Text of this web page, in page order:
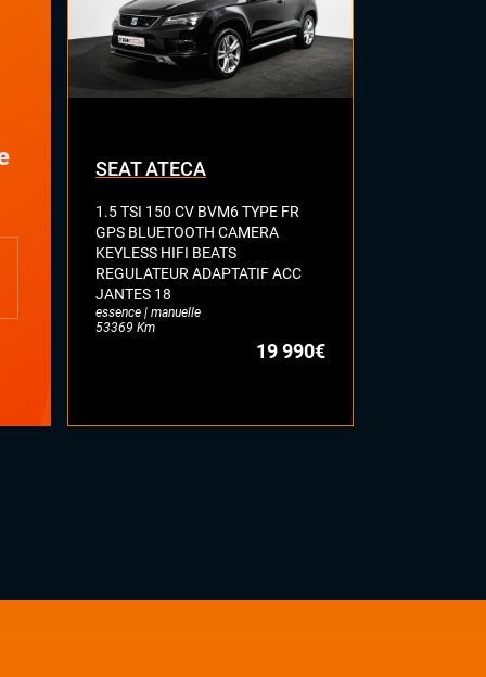
SEAT ATECA
1.5 TSI 150 CV BVM6 TYPE FR
GPS BLUETOOTH CAMERA
KEYLESS HIFI BEATS
REGULATEUR ADAPTATIF ACC
JANTES 18
essence | manuelle
53369 Km
19 990€